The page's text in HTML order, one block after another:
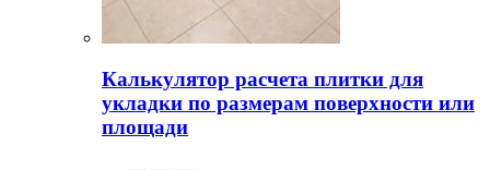
Калькулятор расчета плитки для
укладки по размерам поверхности или
площади